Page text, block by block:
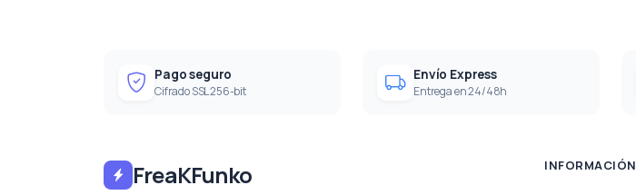
Pago seguro
Cifrado SSL 256-bit
Envío Express
Entrega en 24/48h
FreaKFunko INFORMACIÓN